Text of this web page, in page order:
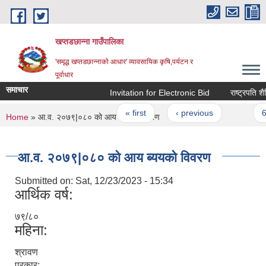
Skip to main content
खप्तडछान्ना गाउँपालिका
'समृद्ध खप्तडछान्नाको आधार' व्यावसायिक कृषि,पर्यटन र
पूर्वाधार
समाचार Invitation for Electronic Bid राष्ट्रपति
Pages
« first ‹ previous
You are here
Home » आ.व. २०७९|०८० को आय ब्ययको विवरण
आ.व. २०७९|०८० को आय ब्ययको विवरण
Submitted on: Sat, 12/23/2023 - 15:34
आर्थिक वर्ष:
७९/८०
महिना:
श्रावण